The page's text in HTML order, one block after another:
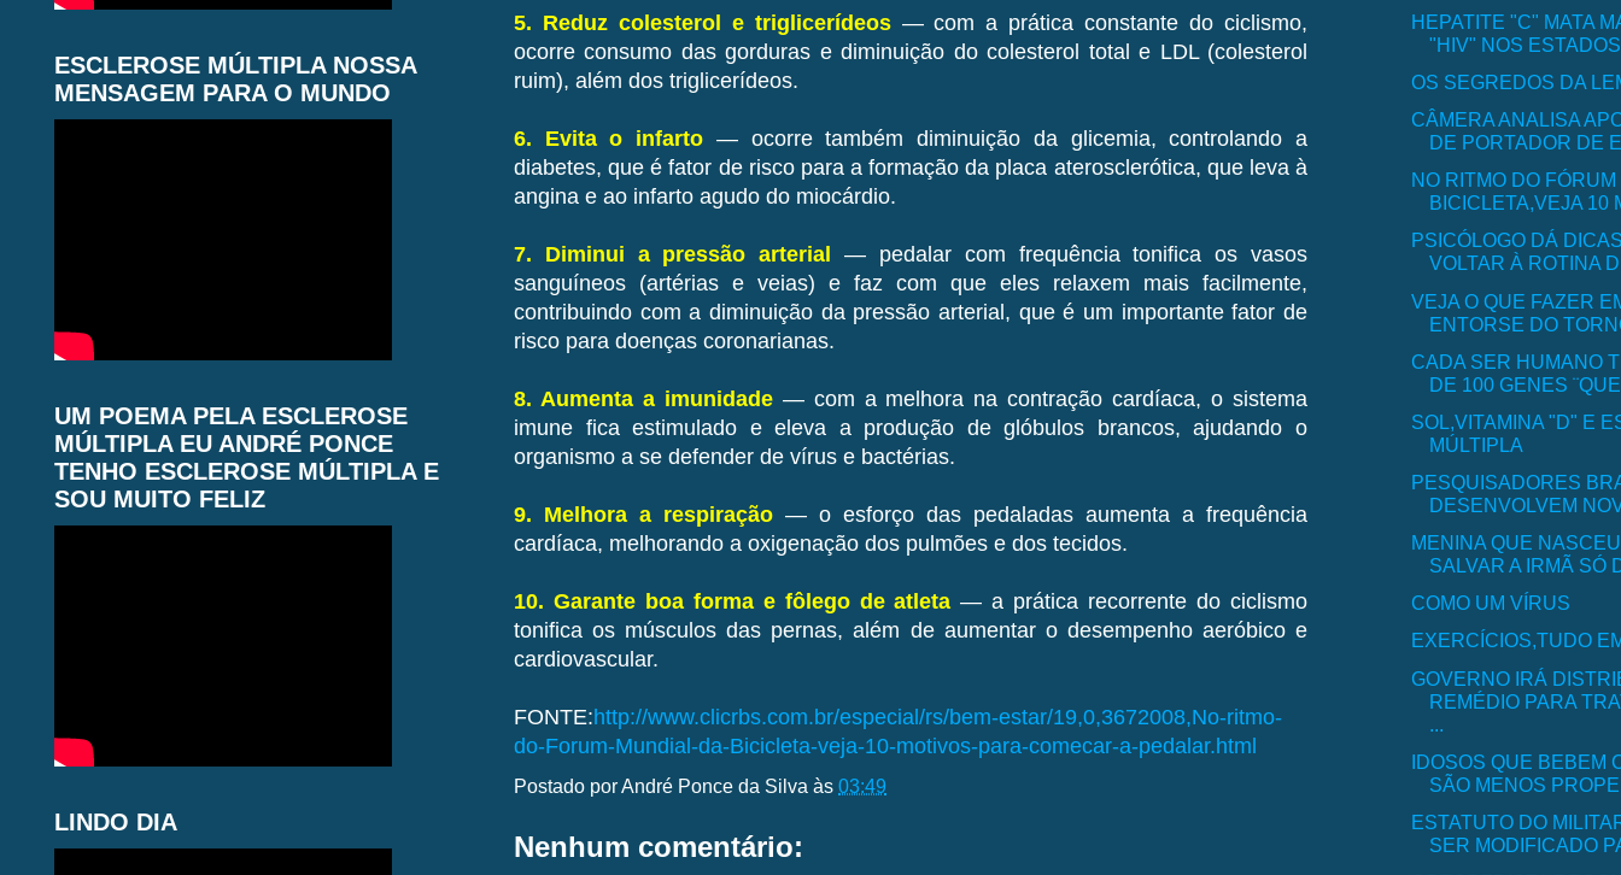
5. Reduz colesterol e triglicerídeos— com a prática constante do ciclismo,
ocorre consumo das gorduras e diminuição do colesterol total e LDL (colesterol
ruim), além dos triglicerídeos.
6. Evita o infarto — ocorre também diminuição da glicemia, controlando a
diabetes, que é fator de risco para a formação da placa aterosclerótica, que leva à
angina e ao infarto agudo do miocárdio.
7. Diminui a pressão arterial
— pedalar com frequência tonifica os vasos
sanguíneos (artérias e veias) e faz com que eles relaxem mais facilmente,
contribuindo com a diminuição da pressão arterial, que é um importante fator de
risco para doenças coronarianas.
8. Aumenta a imunidade— com a melhora na contração cardíaca, o sistema
imune fica estimulado e eleva a produção de glóbulos brancos, ajudando o
organismo a se defender de vírus e bactérias.
9. Melhora a respiração — o esforço das pedaladas aumenta a frequência
cardíaca, melhorando a oxigenação dos pulmões e dos tecidos.
10. Garante boa forma e fôlego de atleta — a prática recorrente do ciclismo
tonifica os músculos das pernas, além de aumentar o desempenho aeróbico e
cardiovascular.
FONTE:http://www.clicrbs.com.br/especial/rs/bem-estar/19,0,3672008,No-ritmo-
do-Forum-Mundial-da-Bicicleta-veja-10-motivos-para-comecar-a-pedalar.html
Postado por André Ponce da Silva às 03:49
Nenhum comentário:
ESCLEROSE MÚLTIPLA NOSSA
MENSAGEM PARA O MUNDO
UM POEMA PELA ESCLEROSE
MÚLTIPLA EU ANDRÉ PONCE
TENHO ESCLEROSE MÚLTIPLA E
SOU MUITO FELIZ
LINDO DIA
HEPATITE "C" MATA
"HIV" NOS
OS SEGREDOS DA
CÂMERA ANALISA
DE PORTADOR DE
NO RITMO DO
BICICLETA,VEJA 10
PSICÓLOGO DÁ
VOLTAR À ROTINA
VEJA O QUE FAZER
ENTORSE DO
CADA SER HUMANO
DE 100 GENES
SOL,VITAMINA "D" E
MÚLTIPLA
PESQUISADORES
DESENVOLVEM
MENINA QUE
SALVAR A IRMÃ SÓ
COMO UM VÍRUS
EXERCÍCIOS,TUDO
GOVERNO IRÁ
REMÉDIO PARA
...
IDOSOS QUE BEBEM
SÃO MENOS
ESTATUTO DO
SER MODIFICADO